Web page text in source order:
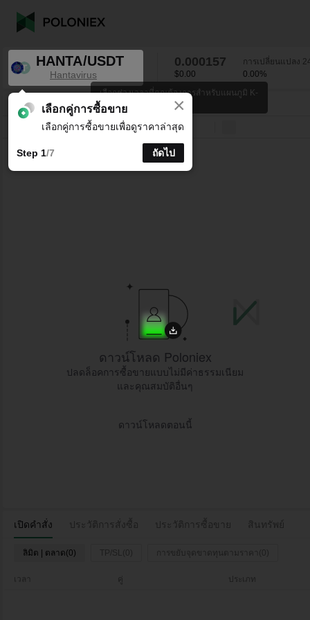
HANTA/USDT
Hantavirus
0.000157
$0.00
การเปลี่ยนแปลง
0.00%
HANTA/USDT 0.00 0.000157
15 นาที1 ชั่วโมง4 ชั่วโมง1 วัน1 สัปดาห์
เปิดคำสั่ง ประวัติการสั่งซื้อ ประวัติการซื้อขาย สินทรัพย์
ลิมิต | ตลาด(0) TP/SL(0) การขยับจุดขาดทุนตามราคา(0)
เวลา ประเภท
ดาวน์โหลด Poloniex
ปลดล็อคการซื้อขายแบบไม่มีค่าธรรมเนียม
และคุณสมบัติอื่นๆ
ดาวน์โหลดตอนนี้
เลือกช่วงเวลาที่คุณต้องการสำหรับแผนภูมิ K-
line
×
เลือกคู่การซื้อขาย
เลือกคู่การซื้อขายเพื่อดูราคาล่าสุด
Step 1/7 ถัดไป